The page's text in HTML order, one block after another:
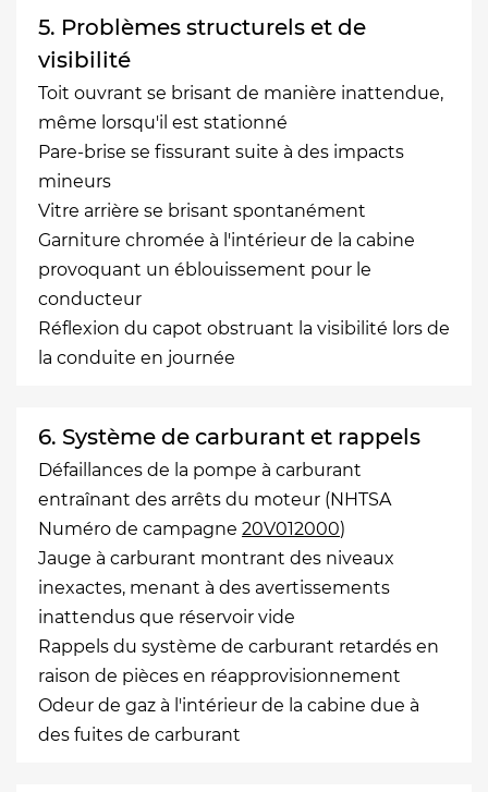
5. Problèmes structurels et de
visibilité
Toit ouvrant se brisant de manière inattendue,
même lorsqu'il est stationné
Pare-brise se fissurant suite à des impacts
mineurs
Vitre arrière se brisant spontanément
Garniture chromée à l'intérieur de la cabine
provoquant un éblouissement pour le
conducteur
Réflexion du capot obstruant la visibilité lors de
la conduite en journée
6. Système de carburant et rappels
Défaillances de la pompe à carburant
entraînant des arrêts du moteur (NHTSA
Numéro de campagne 20V012000)
Jauge à carburant montrant des niveaux
inexactes, menant à des avertissements
inattendus que réservoir vide
Rappels du système de carburant retardés en
raison de pièces en réapprovisionnement
Odeur de gaz à l'intérieur de la cabine due à
des fuites de carburant